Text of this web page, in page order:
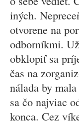
iných.
otvorene na
odborníkmi.
obklopiť sa
čas na
nálada by
sa čo najviac
konca. Cez